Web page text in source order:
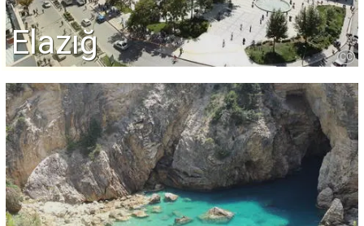
Elazığ CC